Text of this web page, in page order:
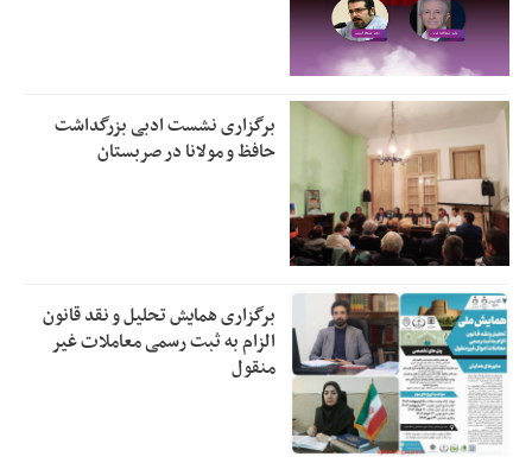
برگزاری نشست ادبی بزرگداشت
حافظ و مولانا در صربستان
برگزاری همایش تحلیل و نقد قانون
الزام به ثبت رسمی معاملات غیر
منقول